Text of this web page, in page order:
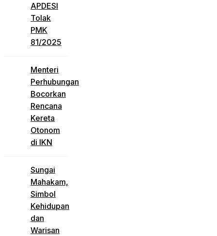
APDESI
Tolak
PMK
81/2025
Menteri
Perhubungan
Bocorkan
Rencana
Kereta
Otonom
di IKN
Sungai
Mahakam,
Simbol
Kehidupan
dan
Warisan